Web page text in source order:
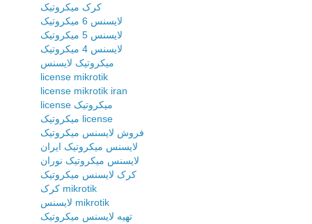
کرک میکروتیک
لایسنس 6 میکروتیک
لایسنس 5 میکروتیک
لایسنس 4 میکروتیک
میکروتیک لایسنس
license mikrotik
license mikrotik iran
license میکروتیک
میکروتیک license
فروش لایسنس میکروتیک
لایسنس میکروتیک ایران
لایسنس میکروتیک نوران
کرک لایسنس میکروتیک
کرک mikrotik
لایسنس mikrotik
تهیه لایسنس میکروتیک